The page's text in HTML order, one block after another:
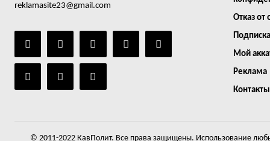
reklamasite23@gmail.com
Отказ от
Подписка
Мой
Реклама
Контакты
© 2011-2022 КавПолит. Все права защищены. Использование